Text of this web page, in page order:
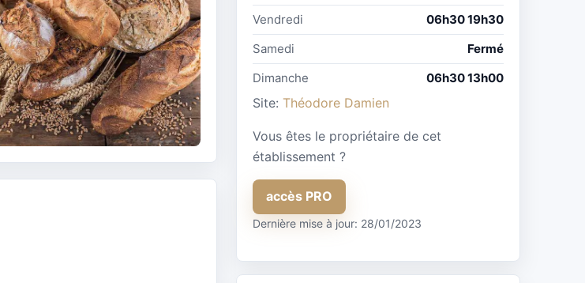
Vendredi
06h30 19h30
Samedi
Fermé
Dimanche
06h30 13h00
Site: Théodore Damien
Vous êtes le propriétaire de cet
établissement ?
accès PRO
Dernière mise à jour: 28/01/2023